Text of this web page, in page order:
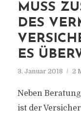
MUSS
DES
ES
3. Januar 2018 2
Neben
ist der